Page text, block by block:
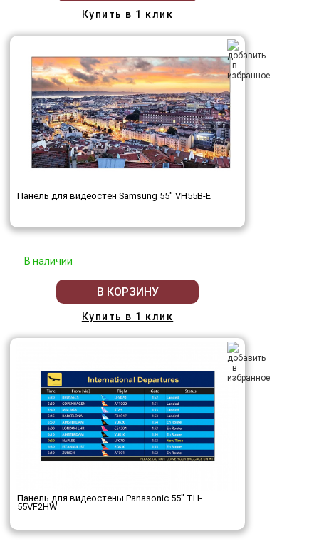
Купить в 1 клик
Панель для видеостен Samsung 55" VH55B-E
В наличии
В КОРЗИНУ
Купить в 1 клик
Панель для видеостены Panasonic 55" TH-
55VF2HW